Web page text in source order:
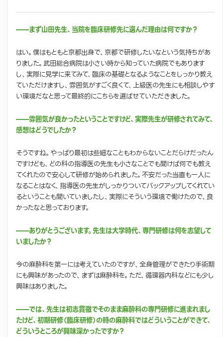
——まず山田先生、当院を臨床研修先に選んだ理由は何ですか？
はい。僕はもともと京都出身で、京都で研修したいなという気持ちがあ
りました。武田総合病院は小さい時から知っていた病院でもあります
し、実際に見学に来てみて、臨床の基礎となるようなことをしっかり教え
ていただけますし、雰囲気がすごく良くて、上級医の先生にも相談しやす
い環境だなと思って最終的にこちらを選ばせていただきました。
——雰囲気が良かったということですけど、実際先生が研修されてみて、
感想はどうでしたか？
そうですね。やっぱり最初は些細なこともわからないことだらけだったん
ですけども、どの科の指導医の先生も小さなことでも聞けば何でも教え
てくれたので安心して研修が始められました。不安だった当直も一人に
なることはなく、指導医の先生がしっかりついてバックアップしてくれてい
るということも聞いていましたし、実際にそういう環境で働けたので、良
かったなと思っております。
——ありがとうございます。先生は大学時代、専門研修は何を志望して
いましたか？
今の麻酔科を第一には考えていたのですが、全身管理ができたり手術期
にも興味があったので、まずは麻酔科を。ただ、循環器内科などにも少し
興味はありました。
——では、先生は初志貫徹でそのまま麻酔科の専門研修に進まれまし
たけど、初期研修（臨床研修）の時の麻酔科ではどういうことができて、
どういうところが興味深かったですか？